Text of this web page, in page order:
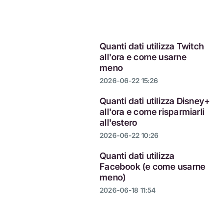
Quanti dati utilizza Twitch
all'ora e come usarne
meno
2026-06-22 15:26
Quanti dati utilizza Disney+
all'ora e come risparmiarli
all'estero
2026-06-22 10:26
Quanti dati utilizza
Facebook (e come usarne
meno)
2026-06-18 11:54